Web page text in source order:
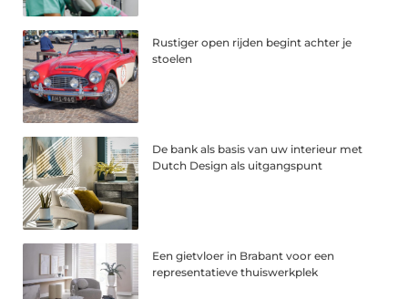
Rustiger open rijden begint achter je
stoelen
De bank als basis van uw interieur met
Dutch Design als uitgangspunt
Een gietvloer in Brabant voor een
representatieve thuiswerkplek